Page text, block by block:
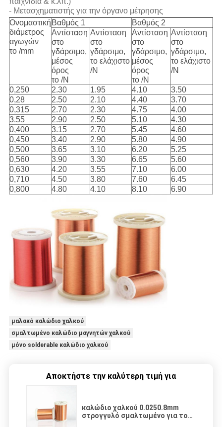
- Μετασχηματιστής για την όργανο μέτρησης
Ονομαστική
διάμετρος
αγωγών
το /mm
Βαθμός 1
Βαθμός 2
Αντίσταση
στο
γδάρσιμο,
μέσος
όρος
το /N
Αντίσταση
στο
γδάρσιμο,
το ελάχιστο
/N
Αντίσταση
στο
γδάρσιμο,
μέσος
όρος
το /N
Αντίσταση
στο
γδάρσιμο,
το ελάχιστο
/N
0,250 2.30 1.95 4.10
3.50
0,28
2.50 2.10 4.40
3.70
0,315
2.70 2.30 4.75
4.00
3.55
2.90 2.50 5.10
4.30
0,400
3.15 2.70 5.45
4.60
0,450
3.40 2.90 5.80
4.90
0,500
3.65 3.10 6.20
5.25
0,560
3.90 3.30 6.65
5.60
0,630
4.20 3.55 7.10
6.00
0,710
4.50 3.80 7.60
6.45
0,800
4.80 4.10 8.10 6.90
μαλακό καλώδιο χαλκού
σμαλτωμένο καλώδιο μαγνητών χαλκού
μόνο solderable καλώδιο χαλκού
Αποκτήστε την καλύτερη τιμή για
καλώδιο χαλκού 0.0250.8mm
στρογγυλό σμαλτωμένο για το